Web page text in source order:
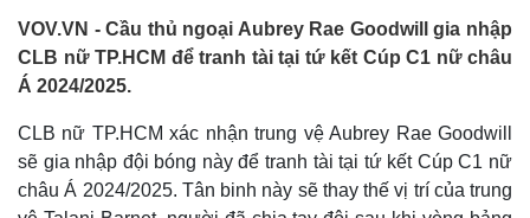
VOV.VN - Cầu thủ ngoại Aubrey Rae Goodwill gia nhập
CLB nữ TP.HCM để tranh tài tại tứ kết Cúp C1 nữ châu
Á 2024/2025.
CLB nữ TP.HCM xác nhận trung vệ Aubrey Rae Goodwill
sẽ gia nhập đội bóng này để tranh tài tại tứ kết Cúp C1 nữ
châu Á 2024/2025. Tân binh này sẽ thay thế vị trí của trung